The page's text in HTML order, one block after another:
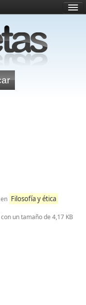
Filosofía y ética
un tamaño de 4,17 KB